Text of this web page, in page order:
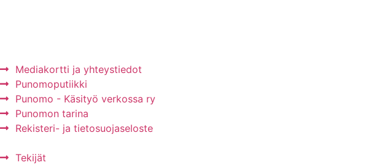
Mediakortti ja yhteystiedot
Punomoputiikki
Punomo - Käsityö verkossa ry
Punomon tarina
Rekisteri- ja tietosuojaseloste
Tekijät